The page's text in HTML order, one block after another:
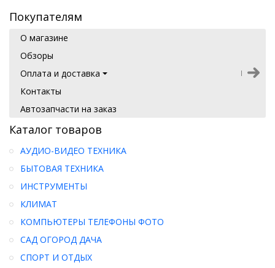
Покупателям
О магазине
Обзоры
Оплата и доставка
Контакты
Автозапчасти на заказ
Каталог товаров
АУДИО-ВИДЕО ТЕХНИКА
БЫТОВАЯ ТЕХНИКА
ИНСТРУМЕНТЫ
КЛИМАТ
КОМПЬЮТЕРЫ ТЕЛЕФОНЫ ФОТО
САД ОГОРОД ДАЧА
СПОРТ И ОТДЫХ